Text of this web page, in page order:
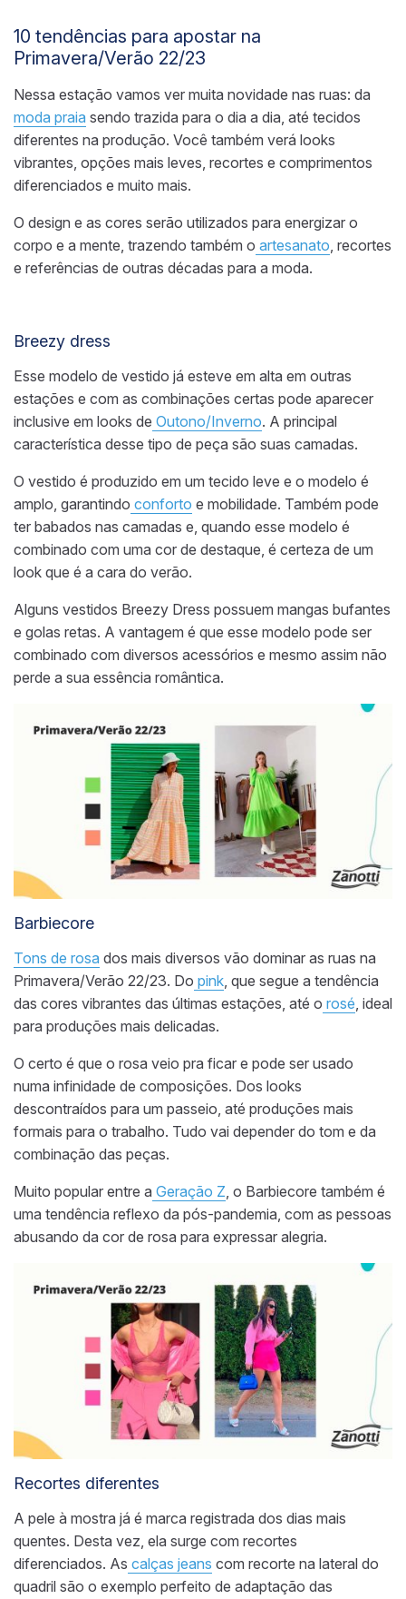
10 tendências para apostar na
Primavera/Verão 22/23
Nessa estação vamos ver muita novidade nas ruas: da
moda praia sendo trazida para o dia a dia, até tecidos
diferentes na produção. Você também verá looks
vibrantes, opções mais leves, recortes e comprimentos
diferenciados e muito mais.
O design e as cores serão utilizados para energizar o
corpo e a mente, trazendo também o artesanato , recortes
e referências de outras décadas para a moda.
Breezy dress
Esse modelo de vestido já esteve em alta em outras
estações e com as combinações certas pode aparecer
inclusive em looks de Outono/Inverno. A principal
característica desse tipo de peça são suas camadas.
O vestido é produzido em um tecido leve e o modelo é
amplo, garantindo conforto e mobilidade. Também pode
ter babados nas camadas e, quando esse modelo é
combinado com uma cor de destaque, é certeza de um
look que é a cara do verão.
Alguns vestidos Breezy Dress possuem mangas bufantes
e golas retas. A vantagem é que esse modelo pode ser
combinado com diversos acessórios e mesmo assim não
perde a sua essência romântica.
Barbiecore
Tons de rosa dos mais diversos vão dominar as ruas na
Primavera/Verão 22/23. Do pink, que segue a tendência
das cores vibrantes das últimas estações, até o rosé, ideal
para produções mais delicadas.
O certo é que o rosa veio pra ficar e pode ser usado
numa infinidade de composições. Dos looks
descontraídos para um passeio, até produções mais
formais para o trabalho. Tudo vai depender do tom e da
combinação das peças.
Muito popular entre a Geração Z, o Barbiecore também é
uma tendência reflexo da pós-pandemia, com as pessoas
abusando da cor de rosa para expressar alegria.
Recortes diferentes
A pele à mostra já é marca registrada dos dias mais
quentes. Desta vez, ela surge com recortes
diferenciados. As calças jeans com recorte na lateral do
quadril são o exemplo perfeito de adaptação das